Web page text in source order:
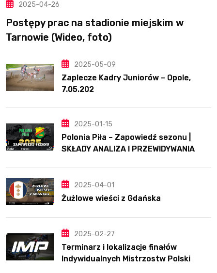
2025-04-26
Postępy prac na stadionie miejskim w
Tarnowie (Wideo, foto)
2025-05-09
Zaplecze Kadry Juniorów – Opole,
7.05.202
2025-01-15
Polonia Piła – Zapowiedź sezonu |
SKŁADY ANALIZA I PRZEWIDYWANIA
2025-04-01
Żużlowe wieści z Gdańska
2025-02-27
Terminarz i lokalizacje finałów
Indywidualnych Mistrzostw Polski